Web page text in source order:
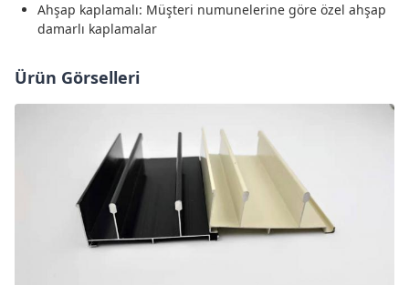
Ahşap kaplamalı: Müşteri numunelerine göre özel ahşap
damarlı kaplamalar
Ürün Görselleri